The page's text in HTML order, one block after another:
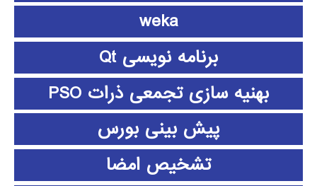
weka
برنامه نویسی Qt
بهنیه سازی تجمعی ذرات PSO
پیش بینی بورس
تشخیص امضا